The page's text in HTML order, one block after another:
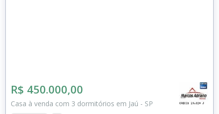
R$ 450.000,00
Casa à venda com 3 dormitórios em Jaú - SP